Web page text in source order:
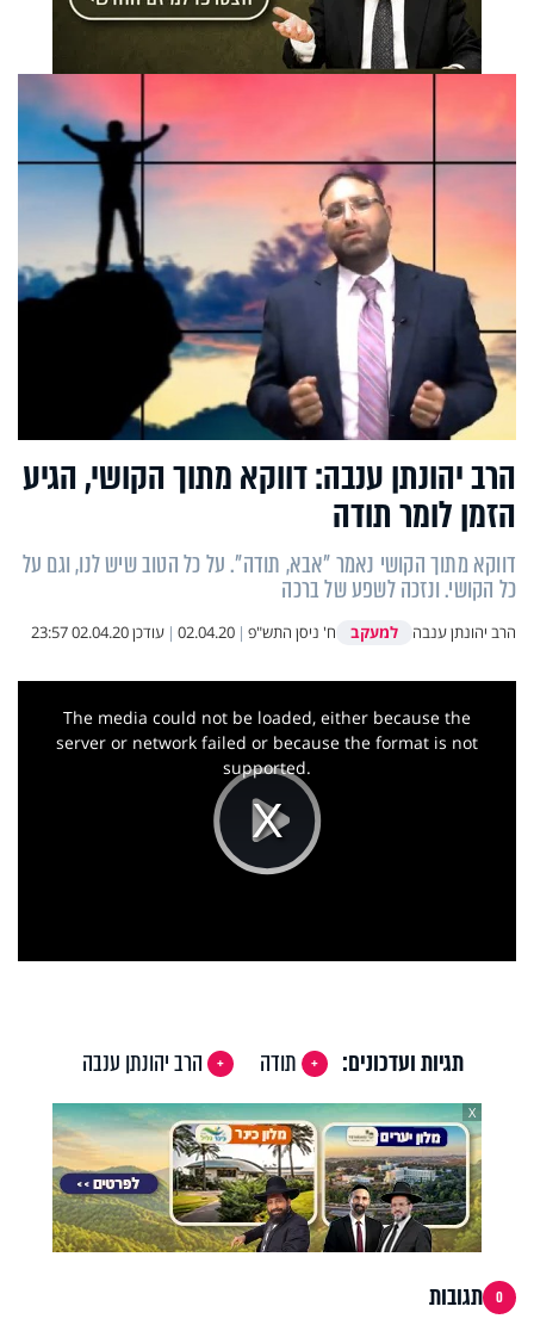
הרב יהונתן ענבה: דווקא מתוך הקושי, הגיע
הזמן לומר תודה
דווקא מתוך הקושי נאמר "אבא, תודה". על כל הטוב שיש לנו, וגם על
כל הקושי. ונזכה לשפע של ברכה
הרב יהונתן ענבה למעקב ח' ניסן התש"פ |
02.04.20
| עודכן02.04.20 23:57
Play
This
The media could not be loaded, either because the
server or network failed or because the format is not
supported.
תגיות ועדכונים: תודה הרב יהונתן ענבה
X
0 תגובות